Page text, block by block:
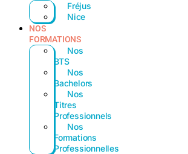
Fréjus
Nice
NOS
FORMATIONS
Nos
BTS
Nos
Bachelors
Nos
Titres
Professionnels
Nos
Formations
Professionnelles